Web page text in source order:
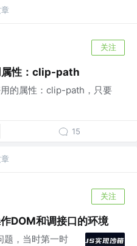
关注
属性：clip-path
的属性：clip-path，只要
15
关注
DOM和调接口的环境
题，当时第一时